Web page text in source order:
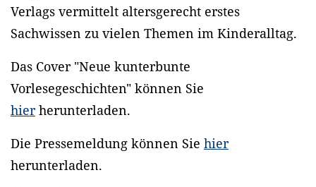
Verlags vermittelt altersgerecht erstes
Sachwissen zu vielen Themen im Kinderalltag.
Das Cover "Neue kunterbunte
Vorlesegeschichten" können Sie
hierherunterladen.
Die Pressemeldung können Sie hier
herunterladen.